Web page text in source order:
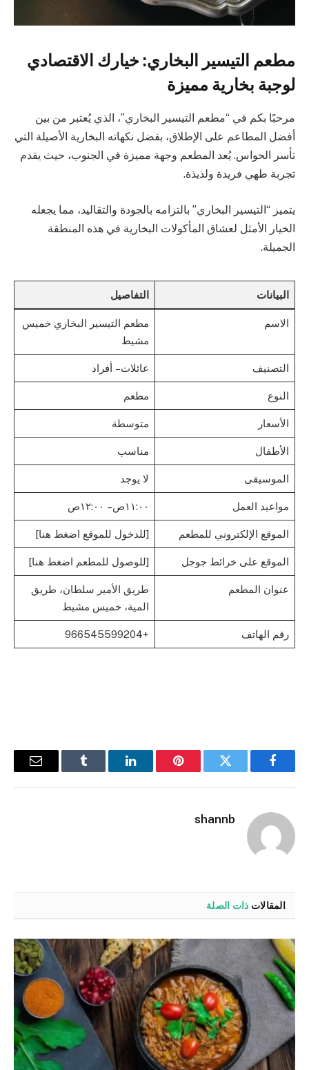
مطعم التيسير البخاري: خيارك الاقتصادي
لوجبة بخارية مميزة
مرحبًا بكم في “مطعم التيسير البخاري”، الذي يُعتبر من بين
أفضل المطاعم على الإطلاق، بفضل نكهاته البخارية الأصيلة التي
تأسر الحواس. يُعد المطعم وجهة مميزة في الجنوب، حيث يقدم
تجربة طهي فريدة ولذيذة.
يتميز “التيسير البخاري” بالتزامه بالجودة والتقاليد، مما يجعله
الخيار الأمثل لعشاق المأكولات البخارية في هذه المنطقة
الجميلة.
البيانات التفاصيل
الاسم
مطعم التيسير البخاري خميس
مشيط
التصنيف عائلات – أفراد
النوع مطعم
الأسعار متوسطة
الأطفال مناسب
الموسيقى لا يوجد
مواعيد العمل ١١:٠٠ص – ١٢:٠٠ص
الموقع الإلكتروني للمطعم [للدخول للموقع اضغط هنا]
الموقع على خرائط جوجل [للوصول للمطعم اضغط هنا]
عنوان المطعم
طريق الأمير سلطان، طريق
المية، خميس مشيط
رقم الهاتف +966545599204
فيسبوك تويتر بينتيريستلينكدإن Tumblr
البريد
shannb
المقالات ذات الصلة